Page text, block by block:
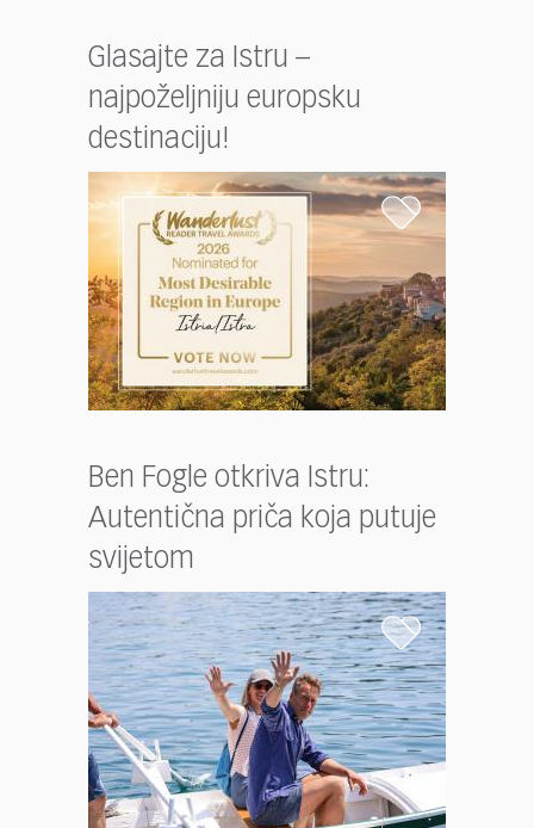
Glasajte za Istru –
najpoželjniju europsku
destinaciju!
Ben Fogle otkriva Istru:
Autentična priča koja putuje
svijetom